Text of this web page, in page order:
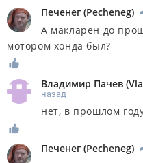
Печенег (Pecheneg)
А макларен до
мотором хонда был?
Владимир Пачев (
назад
нет, в прошлом
Печенег (Pecheneg)